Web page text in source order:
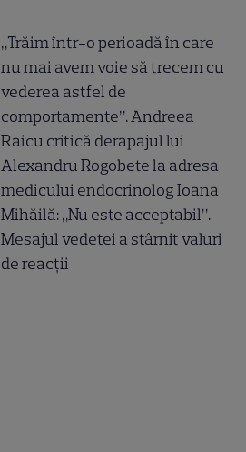
„Trăim într-o perioadă în care
nu mai avem voie să trecem cu
vederea astfel de
comportamente”. Andreea
Raicu critică derapajul lui
Alexandru Rogobete la adresa
medicului endocrinolog Ioana
Mihăilă: „Nu este acceptabil”.
Mesajul vedetei a stârnit valuri
de reacții